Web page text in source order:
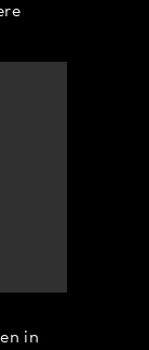
in